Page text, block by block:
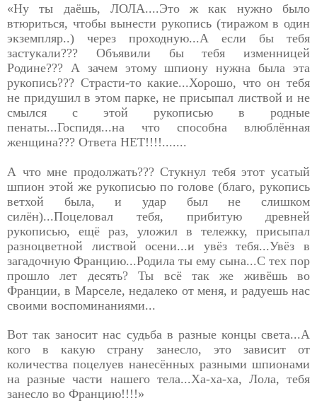
«Ну ты даёшь, ЛОЛА....Это ж как нужно было
втюриться, чтобы вынести рукопись (тиражом в один
экземпляр..) через проходную...А если бы тебя
застукали??? Объявили бы тебя изменницей
Родине??? А зачем этому шпиону нужна была эта
рукопись??? Страсти-то какие...Хорошо, что он тебя
не придушил в этом парке, не присыпал листвой и не
смылся с этой рукописью в родные
пенаты...Госпидя...на что способна влюблённая
женщина??? Ответа НЕТ!!!!.......
А что мне продолжать??? Стукнул тебя этот усатый
шпион этой же рукописью по голове (благо, рукопись
ветхой была, и удар был не слишком
силён)...Поцеловал тебя, прибитую древней
рукописью, ещё раз, уложил в тележку, присыпал
разноцветной листвой осени...и увёз тебя...Увёз в
загадочную Францию...Родила ты ему сына...С тех пор
прошло лет десять? Ты всё так же живёшь во
Франции, в Марселе, недалеко от меня, и радуешь нас
своими воспоминаниями...
Вот так заносит нас судьба в разные концы света...А
кого вкакую страну занесло, это зависит от
количества поцелуев нанесённых разными шпионами
на разные части нашего тела...Ха-ха-ха, Лола, тебя
занесло во Францию!!!!»